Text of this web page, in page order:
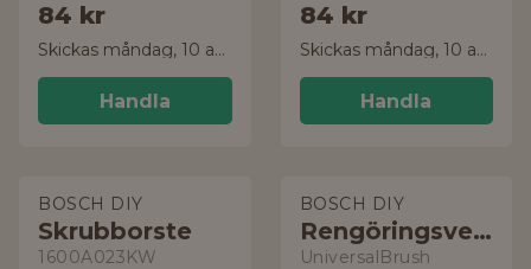
84 kr
Skickas måndag, 10 aug.
Handla
84 kr
Skickas måndag, 10 aug.
Handla
BOSCH DIY
Skrubborste
1600A023KW
BOSCH DIY
Rengöringsverktyg
UniversalBrush